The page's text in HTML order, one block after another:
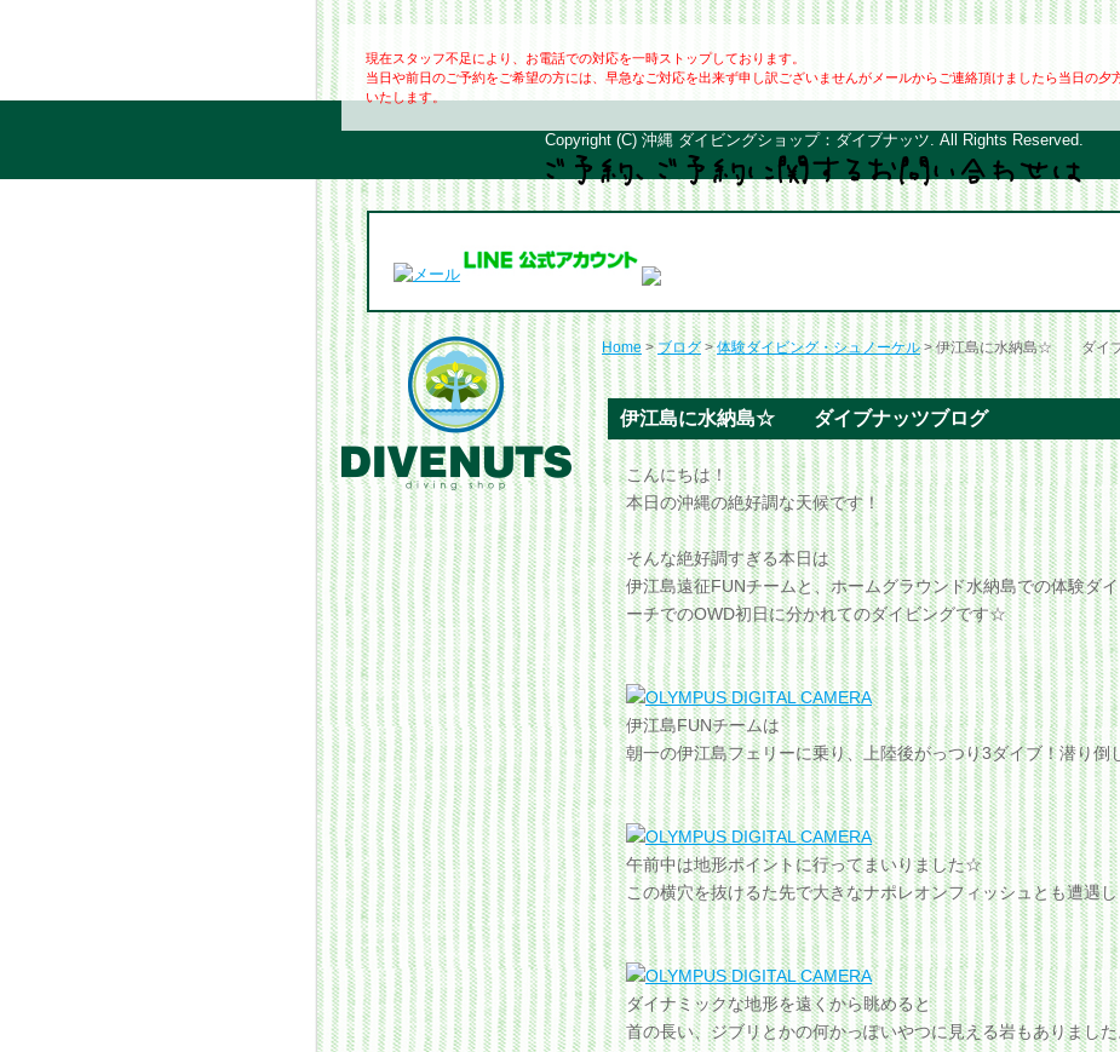
現在スタッフ不足により、お電話での対応を一時ストップしております。
当日や前日のご予約をご希望の方には、早急なご対応を出来ず申し訳ございませんがメールからご連絡頂けましたら当日の夕
いたします。
Home >ブログ >体験ダイビング・シュノーケル> 伊江島に水納島☆ ダイブ
伊江島に水納島☆ ダイブナッツブログ
こんにちは！
本日の沖縄の絶好調な天候です！
そんな絶好調すぎる本日は
伊江島遠征FUNチームと、ホームグラウンド水納島での体験ダ
ーチでのOWD初日に分かれてのダイビングです☆
伊江島FUNチームは
朝一の伊江島フェリーに乗り、上陸後がっつり3ダイブ！潜り
午前中は地形ポイントに行ってまいりました☆
この横穴を抜けるた先で大きなナポレオンフィッシュとも遭遇
ダイナミックな地形を遠くから眺めると
首の長い、ジブリとかの何かっぽいやつに見える岩もありました
Copyright (C) 沖縄 ダイビングショップ：ダイブナッツ. All Rights Reserved.